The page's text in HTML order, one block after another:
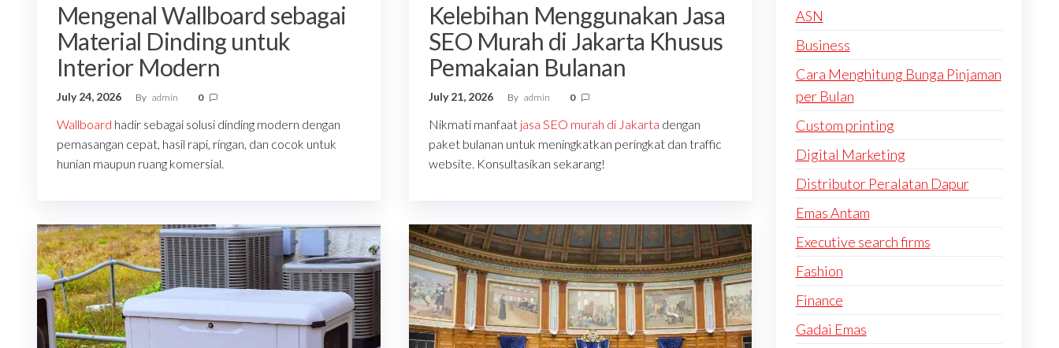
Mengenal Wallboard sebagai
Material Dinding untuk
Interior Modern
July 24, 2026 By admin 0
Wallboard hadir sebagai solusi dinding modern dengan
pemasangan cepat, hasil rapi, ringan, dan cocok untuk
hunian maupun ruang komersial.
Kelebihan Menggunakan Jasa
SEO Murah di Jakarta Khusus
Pemakaian Bulanan
July 21, 2026 By admin 0
Nikmati manfaat jasa SEO murah di Jakarta dengan
paket bulanan untuk meningkatkan peringkat dan traffic
website. Konsultasikan sekarang!
ASN
Business
Cara Menghitung Bunga Pinjaman
per Bulan
Custom printing
Digital Marketing
Distributor Peralatan Dapur
Emas Antam
Executive search firms
Fashion
Finance
Gadai Emas